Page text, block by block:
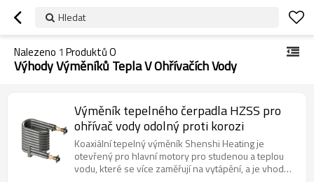
Hledat
Nalezeno 1 Produktů O
Výhody Výměníků Tepla V Ohřívačích Vody
Výměník tepelného čerpadla HZSS pro
ohřívač vody odolný proti korozi
Koaxiální tepelný výměník Shenshi Heating je
otevřený pro hlavní motory pro studenou a teplou
vodu, které se více zaměřují na vytápění, a je vhodný